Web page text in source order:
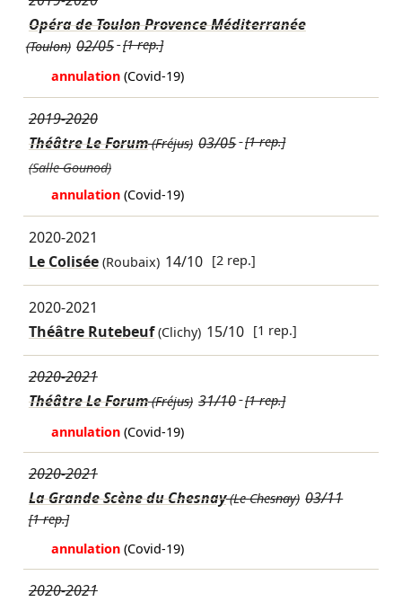
Opéra de Toulon Provence Méditerranée
(Toulon) 02/05 [1 rep.]
annulation (Covid-19)
2019-2020
Théâtre Le Forum(Fréjus) 03/05 [1 rep.]
(Salle Gounod)
annulation (Covid-19)
2020-2021
Le Colisée(Roubaix) 14/10 [2 rep.]
2020-2021
Théâtre Rutebeuf(Clichy) 15/10 [1 rep.]
2020-2021
Théâtre Le Forum(Fréjus) 31/10 [1 rep.]
annulation (Covid-19)
2020-2021
La Grande Scène du Chesnay(Le Chesnay) 03/11
[1 rep.]
annulation (Covid-19)
2020-2021